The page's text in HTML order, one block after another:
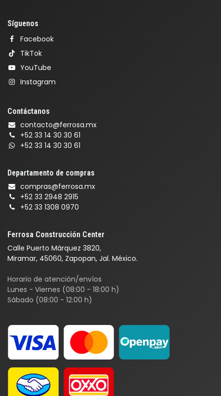
Ferrosa Construcción Center
Calle Puerto Márquez 3820,
Miramar, 45060, Zapopan, Jal. México.
Horario de atención/envíos
Lunes - Viernes (08:00 - 18:00 h)
Sábado (08:00 - 12:00 h)
Síguenos
Facebook
TikTok
YouTube
Instagram
Contáctanos
contacto@ferrosa.mx
+52 33 14 30 30 61
+52 33 14 30 30 61
Departamento de compras
compras@ferrosa.mx
+52 33 2948 2915
+52 33 1308 0970